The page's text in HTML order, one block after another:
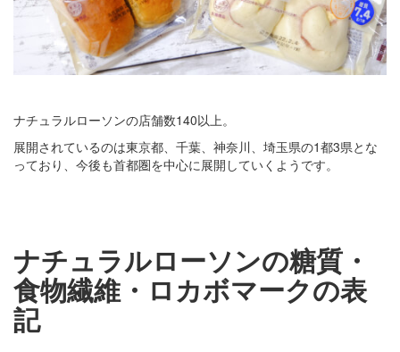
ナチュラルローソンの店舗数140以上。
展開されているのは東京都、千葉、神奈川、埼玉県の1都3県とな
っており、今後も首都圏を中心に展開していくようです。
ナチュラルローソンの糖質・
食物繊維・ロカボマークの表
記